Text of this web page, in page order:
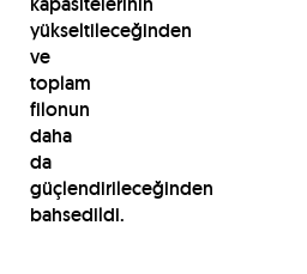
yükseltileceğinden
ve
toplam
filonun
daha
da
güçlendirileceğinden
bahsedildi.